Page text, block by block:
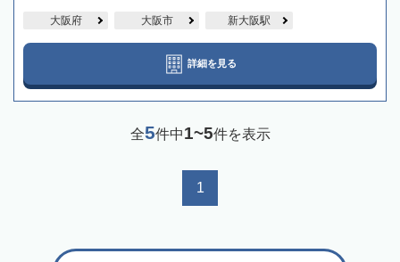
大阪府 大阪市 新大阪駅
詳細を見る
全5件中1~5件を表示
1